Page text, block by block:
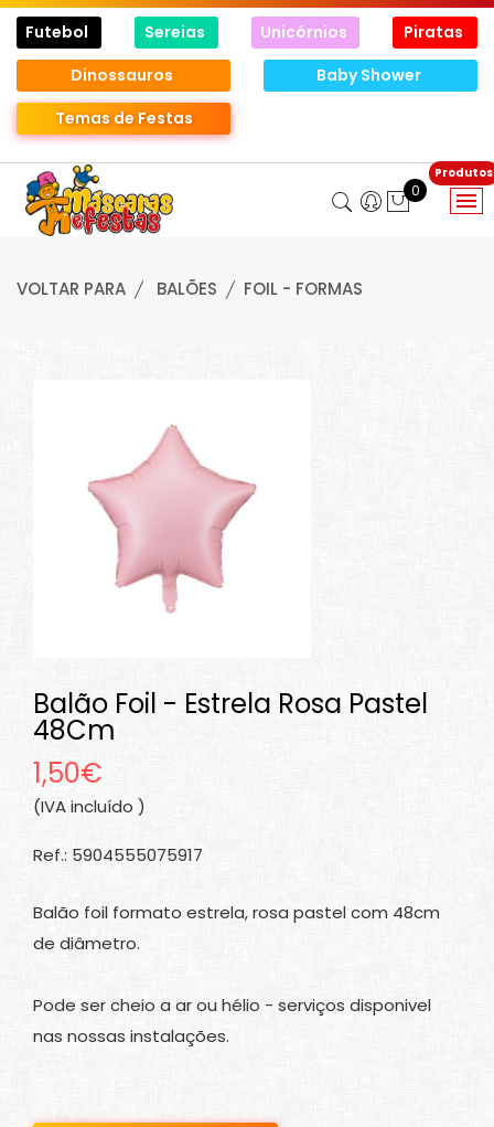
Futebol Sereias Unicórnios
Piratas
Dinossauros
Baby Shower
Temas de Festas
0
VOLTAR PARA BALÕES FOIL - FORMAS
Balão Foil - Estrela Rosa Pastel
48Cm
1,50€
(IVA incluído )
Ref.: 5904555075917
Balão foil formato estrela, rosa pastel com 48cm
de diâmetro.
Pode ser cheio a ar ou hélio - serviços disponivel
nas nossas instalações.